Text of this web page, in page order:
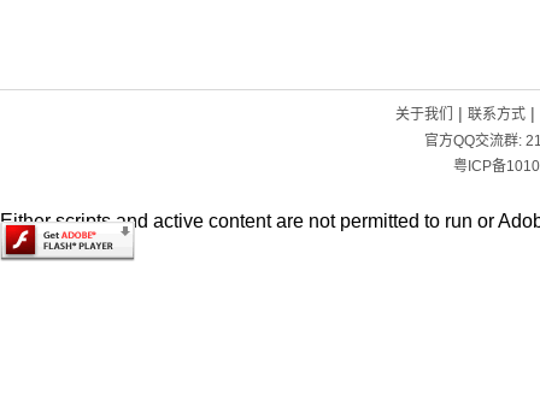
关于我们 | 联系方式|
官方QQ交流群:
粤ICP备
Either scripts and active content are not permitted to run or